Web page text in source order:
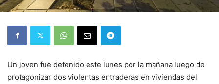
Un joven fue detenido este lunes por la mañana luego de
protagonizar dos violentas entraderas en viviendas del